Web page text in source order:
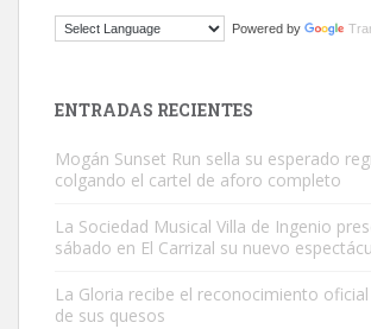
El ayuntamiento se va a llevar a Los Gatos
Este gato macho ha aparecido en la calle hace
Powered by
ENTRADAS RECIENTES
Mogán Sunset Run sella su esperado
colgando el cartel de aforo completo
La Sociedad Musical Villa de Ingenio
sábado en El Carrizal su nuevo
La Gloria recibe el reconocimiento
de sus quesos